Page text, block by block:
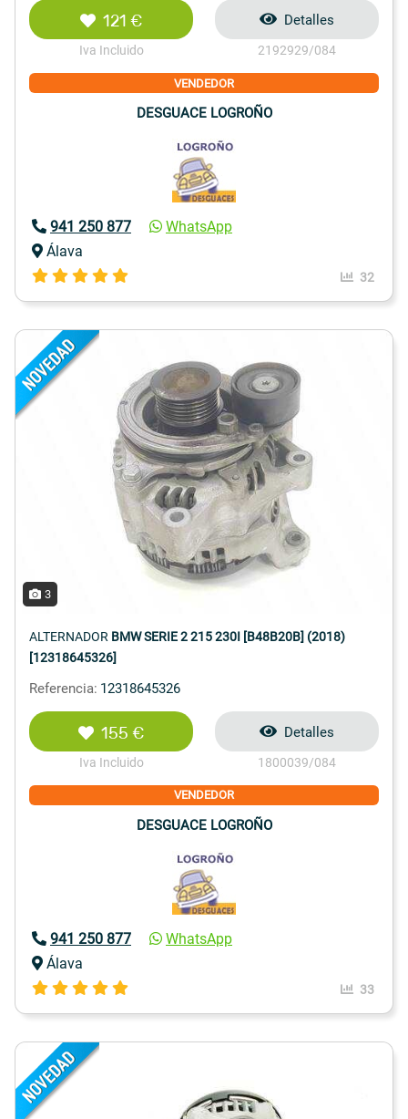
121 €
Iva Incluido
Detalles
2192929/084
VENDEDOR
DESGUACE LOGROÑO
941 250 877
WhatsApp
Álava
32
3
ALTERNADOR BMW SERIE 2 215 230I [B48B20B] (2018)
[12318645326]
Referencia: 12318645326
155 €
Iva Incluido
Detalles
1800039/084
VENDEDOR
DESGUACE LOGROÑO
941 250 877
WhatsApp
Álava
33